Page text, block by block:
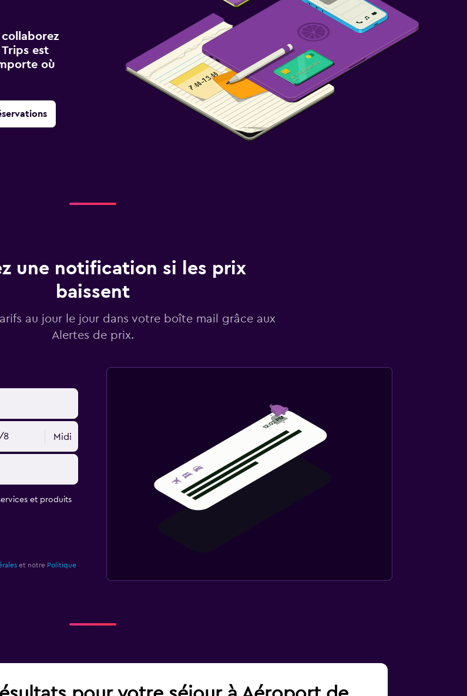
est
où
une notification si les prix
baissent
au jour le jour dans votre boîte mail grâce aux
Alertes de prix.
8 Midi
et produits
et notre Politique